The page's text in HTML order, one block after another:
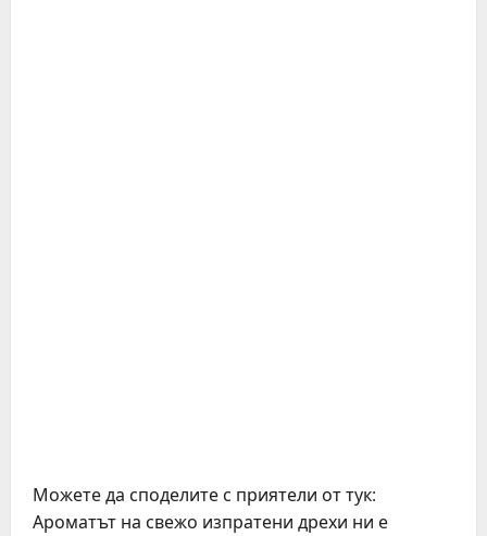
Можете да споделите с приятели от тук:
Ароматът на свежо изпратени дрехи ни е